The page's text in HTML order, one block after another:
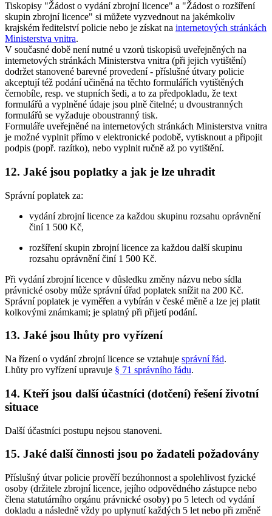
Tiskopisy "Žádost o vydání zbrojní licence" a "Žádost o rozšíření
skupin zbrojní licence" si můžete vyzvednout na jakémkoliv
krajském ředitelství policie nebo je získat na internetových stránkách
Ministerstva vnitra.
V současné době není nutné u vzorů tiskopisů uveřejněných na
internetových stránkách Ministerstva vnitra (při jejich vytištění)
dodržet stanovené barevné provedení - příslušné útvary policie
akceptují též podání učiněná na těchto formulářích vytištěných
černobíle, resp. ve stupních šedi, a to za předpokladu, že text
formulářů a vyplněné údaje jsou plně čitelné; u dvoustranných
formulářů se vyžaduje oboustranný tisk.
Formuláře uveřejněné na internetových stránkách Ministerstva vnitra
je možné vyplnit přímo v elektronické podobě, vytisknout a připojit
podpis (popř. razítko), nebo vyplnit ručně až po vytištění.
12. Jaké jsou poplatky a jak je lze uhradit
Správní poplatek za:
vydání zbrojní licence za každou skupinu rozsahu oprávnění
činí 1 500 Kč,
rozšíření skupin zbrojní licence za každou další skupinu
rozsahu oprávnění činí 1 500 Kč.
Při vydání zbrojní licence v důsledku změny názvu nebo sídla
právnické osoby může správní úřad poplatek snížit na 200 Kč.
Správní poplatek je vyměřen a vybírán v české měně a lze jej platit
kolkovými známkami; je splatný při přijetí podání.
13. Jaké jsou lhůty pro vyřízení
Na řízení o vydání zbrojní licence se vztahuje správní řád.
Lhůty pro vyřízení upravuje § 71 správního řádu.
14. Kteří jsou další účastníci (dotčení) řešení životní
situace
Další účastníci postupu nejsou stanoveni.
15. Jaké další činnosti jsou po žadateli požadovány
Příslušný útvar policie prověří bezúhonnost a spolehlivost fyzické
osoby (držitele zbrojní licence, jejího odpovědného zástupce nebo
člena statutárního orgánu právnické osoby) po 5 letech od vydání
dokladu a následně vždy po uplynutí každých 5 let nebo při změně